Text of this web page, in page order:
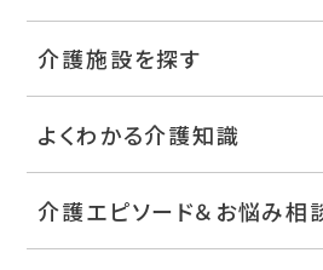
介護施設を探す
よくわかる介護知識
介護エピソード＆お悩み相